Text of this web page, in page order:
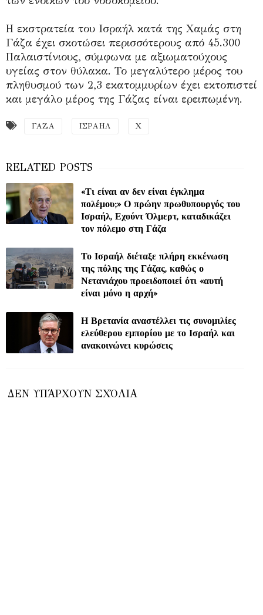
Η εκστρατεία του Ισραήλ κατά της Χαμάς στη
Γάζα έχει σκοτώσει περισσότερους από 45.300
Παλαιστίνιους, σύμφωνα με αξιωματούχους
υγείας στον θύλακα. Το μεγαλύτερο μέρος του
πληθυσμού των 2,3 εκατομμυρίων έχει εκτοπιστεί
και μεγάλο μέρος της Γάζας είναι ερειπωμένη.
ΓΑΖΑ ΙΣΡΑΗΛ Χ
«Τι είναι αν δεν είναι έγκλημα
πολέμου;» Ο πρώην πρωθυπουργός του
Ισραήλ, Εχούντ Όλμερτ, καταδικάζει
τον πόλεμο στη Γάζα
Το Ισραήλ διέταξε πλήρη εκκένωση
της πόλης της Γάζας, καθώς ο
Νετανιάχου προειδοποιεί ότι «αυτή
είναι μόνο η αρχή»
Η Βρετανία αναστέλλει τις συνομιλίες
ελεύθερου εμπορίου με το Ισραήλ και
ανακοινώνει κυρώσεις
ΔΕΝ ΥΠΆΡΧΟΥΝ ΣΧΌΛΙΑ